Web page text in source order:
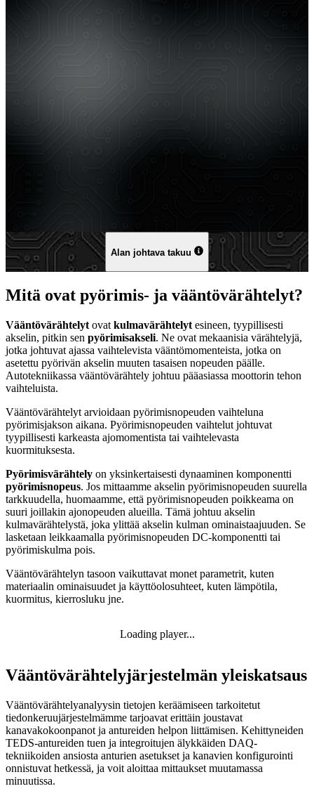
Alan johtava takuu
Mitä ovat pyörimis- ja vääntövärähtelyt?
Vääntövärähtelyt ovat kulmavärähtelyt esineen, tyypillisesti
akselin, pitkin sen pyörimisakseli. Ne ovat mekaanisia värähtelyjä,
jotka johtuvat ajassa vaihtelevista vääntömomenteista, jotka on
asetettu pyörivän akselin muuten tasaisen nopeuden päälle.
Autotekniikassa vääntövärähtely johtuu pääasiassa moottorin tehon
vaihteluista.
Vääntövärähtelyt arvioidaan pyörimisnopeuden vaihteluna
pyörimisjakson aikana. Pyörimisnopeuden vaihtelut johtuvat
tyypillisesti karkeasta ajomomentista tai vaihtelevasta
kuormituksesta.
Pyörimisvärähtely on yksinkertaisesti dynaaminen komponentti
pyörimisnopeus. Jos mittaamme akselin pyörimisnopeuden suurella
tarkkuudella, huomaamme, että pyörimisnopeuden poikkeama on
suuri joillakin ajonopeuden alueilla. Tämä johtuu akselin
kulmavärähtelystä, joka ylittää akselin kulman ominaistaajuuden. Se
lasketaan leikkaamalla pyörimisnopeuden DC-komponentti tai
pyörimiskulma pois.
Vääntövärähtelyn tasoon vaikuttavat monet parametrit, kuten
materiaalin ominaisuudet ja käyttöolosuhteet, kuten lämpötila,
kuormitus, kierrosluku jne.
Loading player...
Vääntövärähtelyjärjestelmän yleiskatsaus
Vääntövärähtelyanalyysin tietojen keräämiseen tarkoitetut
tiedonkeruujärjestelmämme tarjoavat erittäin joustavat
kanavakokoonpanot ja antureiden helpon liittämisen. Kehittyneiden
TEDS-antureiden tuen ja integroitujen älykkäiden DAQ-
tekniikoiden ansiosta anturien asetukset ja kanavien konfigurointi
onnistuvat hetkessä, ja voit aloittaa mittaukset muutamassa
minuutissa.